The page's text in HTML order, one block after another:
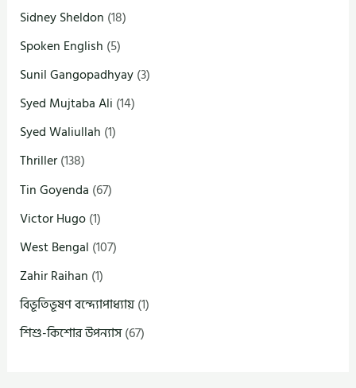
Sidney Sheldon (18)
Spoken English (5)
Sunil Gangopadhyay(3)
Syed Mujtaba Ali (14)
Syed Waliullah (1)
Thriller(138)
Tin Goyenda (67)
Victor Hugo(1)
West Bengal (107)
Zahir Raihan (1)
বিভূতিভূষণ বন্দ্যোপাধ্যায়(1)
শিশু-কিশোর উপন্যাস(67)